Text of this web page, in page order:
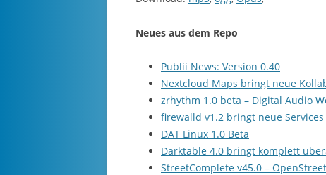
Neues aus dem Repo
Publii News: Version 0.40
Nextcloud Maps bringt neue
zrhythm 1.0 beta – Digital Audio
firewalld v1.2 bringt neue
DAT Linux 1.0 Beta
Darktable 4.0 bringt komplett
StreetComplete v45.0 –